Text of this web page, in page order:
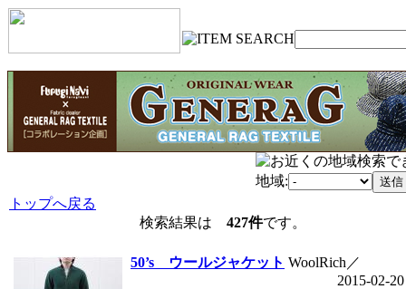
地域:
トップへ戻る
検索結果は 427件です。
50’s ウールジャケット WoolRich／
2015-02-20